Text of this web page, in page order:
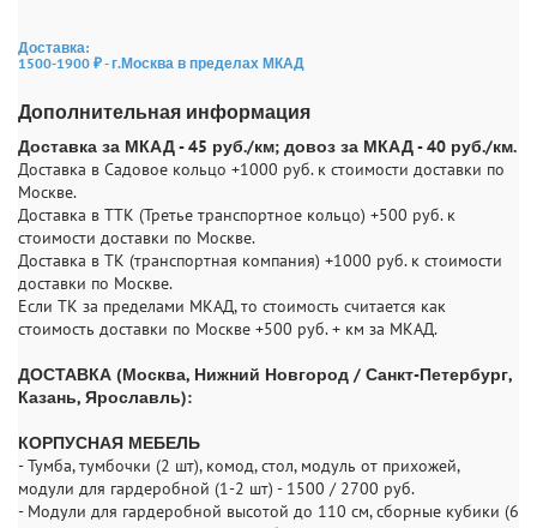
Доставка:
1500-1900 ₽ - г.Москва в пределах МКАД
Дополнительная информация
Доставка за МКАД - 45 руб./км; довоз за МКАД - 40 руб./км.
Доставка в Садовое кольцо +1000 руб. к стоимости доставки по
Москве.
Доставка в ТТК (Третье транспортное кольцо) +500 руб. к
стоимости доставки по Москве.
Доставка в ТК (транспортная компания) +1000 руб. к стоимости
доставки по Москве.
Если ТК за пределами МКАД, то стоимость считается как
стоимость доставки по Москве +500 руб. + км за МКАД.
ДОСТАВКА (Москва, Нижний Новгород / Санкт-Петербург,
Казань, Ярославль):
КОРПУСНАЯ МЕБЕЛЬ
- Тумба, тумбочки (2 шт), комод, стол, модуль от прихожей,
модули для гардеробной (1-2 шт) - 1500 / 2700 руб.
- Модули для гардеробной высотой до 110 см, сборные кубики (6